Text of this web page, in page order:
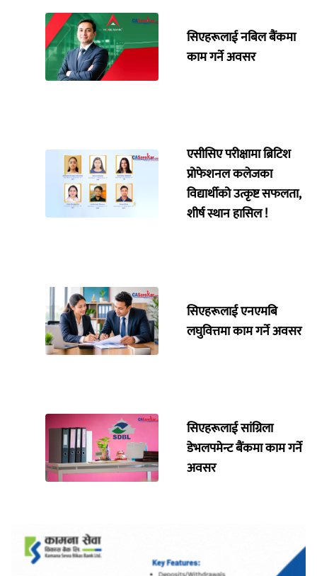
सिएहरूलाई नबिल बैंकमा
काम गर्ने अवसर
एसीसिए परीक्षामा ब्रिटिश
प्रोफेशनल कलेजका
विद्यार्थीको उत्कृष्ट सफलता,
शीर्ष स्थान हासिल !
सिएहरूलाई एनएमबि
लघुवित्तमा काम गर्ने अवसर
सिएहरूलाई सांग्रिला
डेभलपमेन्ट बैंकमा काम गर्ने
अवसर